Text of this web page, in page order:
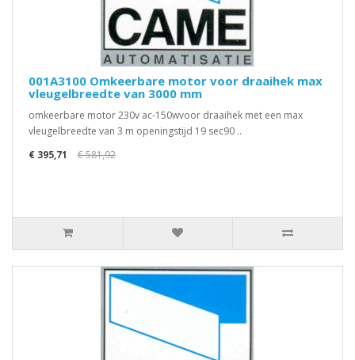
001A3100 Omkeerbare motor voor draaihek max
vleugelbreedte van 3000 mm
omkeerbare motor 230v ac-150wvoor draaihek met een max
vleugelbreedte van 3 m openingstijd 19 sec90 ..
€ 395,71
€ 581,92